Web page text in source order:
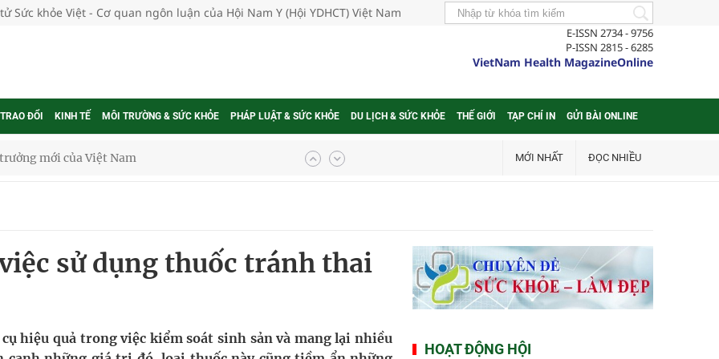
Sức khỏe Việt - Cơ quan ngôn luận của Hội Nam Y (Hội YDHCT) Việt Nam
E-ISSN 2734 - 9756
P-ISSN 2815 - 6285
VietNam Health MagazineOnline
ĐỔI KINH TẾ MÔI TRƯỜNG & SỨC KHỎE PHÁP LUẬT & SỨC KHỎE DU LỊCH & SỨC KHỎE THẾ GIỚI TẠP CHÍ IN GỬI BÀI ONLINE
mới của Việt Nam
lực cho môi trường và cộng đồng
bảo hiểm y tế nếu không đăng ký khám theo yêu
MỚI NHẤT ĐỌC NHIỀU
sử dụng thuốc tránh thai
hiệu quả trong việc kiểm soát sinh sản và mang lại nhiều
HOẠT ĐỘNG HỘI